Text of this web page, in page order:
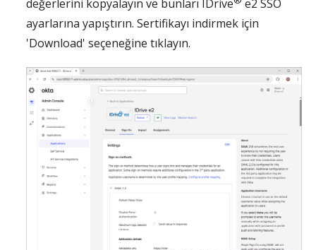
değerlerini kopyalayın ve bunları IDrive
e2 SSO
ayarlarına yapıştırın. Sertifikayı indirmek için
'Download' seçeneğine tıklayın.